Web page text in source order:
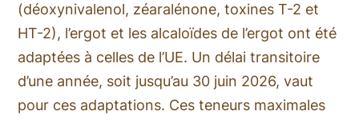
(déoxynivalenol, zéaralénone, toxines T-2 et
HT-2), l’ergot et les alcaloïdes de l’ergot ont été
adaptées à celles de l’UE. Un délai transitoire
d’une année, soit jusqu’au 30 juin 2026, vaut
pour ces adaptations. Ces teneurs maximales